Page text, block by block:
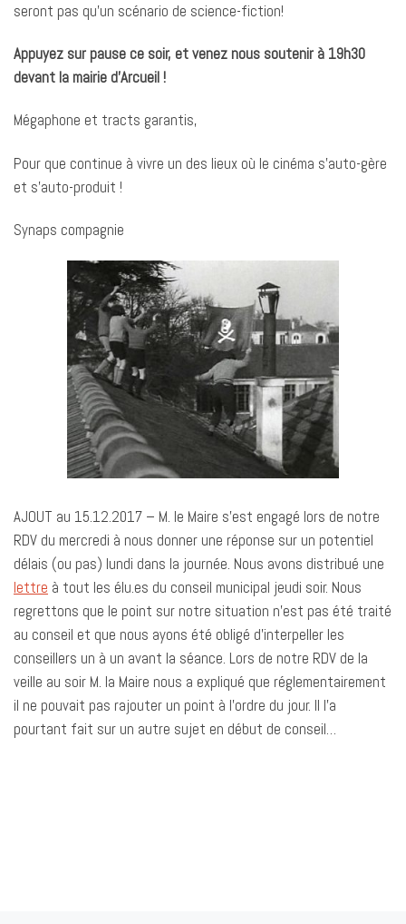
seront pas qu’un scénario de science-fiction!
Appuyez sur pause ce soir, et venez nous soutenir à 19h30
devant la mairie d’Arcueil !
Mégaphone et tracts garantis,
Pour que continue à vivre un des lieux où le cinéma s’auto-gère
et s’auto-produit !
Synaps compagnie
AJOUT au 15.12.2017 – M. le Maire s’est engagé lors de notre
RDV du mercredi à nous donner une réponse sur un potentiel
délais (ou pas) lundi dans la journée. Nous avons distribué une
lettre à tout les élu.es du conseil municipal jeudi soir. Nous
regrettons que le point sur notre situation n’est pas été traité
au conseil et que nous ayons été obligé d’interpeller les
conseillers un à un avant la séance. Lors de notre RDV de la
veille au soir M. la Maire nous a expliqué que réglementairement
il ne pouvait pas rajouter un point à l’ordre du jour. Il l’a
pourtant fait sur un autre sujet en début de conseil…